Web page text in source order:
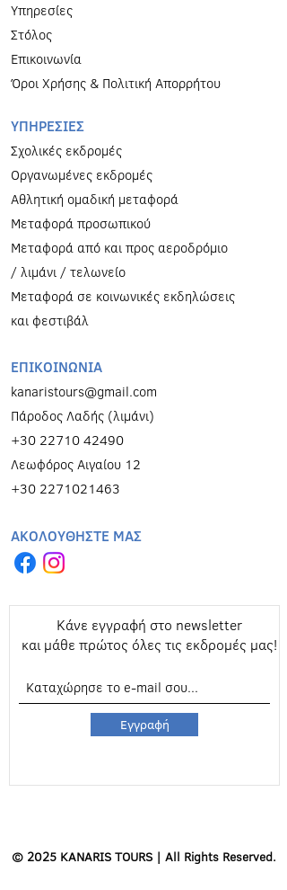
Υπηρεσίες
Στόλος
Επικοινωνία
Όροι Χρήσης & Πολιτική Απορρήτου
ΥΠΗΡΕΣΙΕΣ
Σχολικές εκδρομές
Οργανωμένες εκδρομές
Αθλητική ομαδική μεταφορά
Μεταφορά προσωπικού
Μεταφορά από και προς αεροδρόμιο
/ λιμάνι / τελωνείο
Μεταφορά σε κοινωνικές εκδηλώσεις
και φεστιβάλ
ΕΠΙΚΟΙΝΩΝΙΑ
kanaristours@gmail.com
Πάροδος Λαδής (λιμάνι)
+30 22710 42490
Λεωφόρος Αιγαίου 12
+30 2271021463
ΑΚΟΛΟΥΘΗΣΤΕ ΜΑΣ
Κάνε εγγραφή στο newsletter
και μάθε πρώτος όλες τις εκδρομές μας!
Εγγραφή
© 2025 KANARIS TOURS | All Rights Reserved.